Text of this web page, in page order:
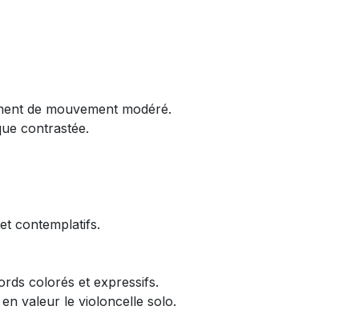
de mouvement modéré.
contrastée.
contemplatifs.
colorés et expressifs.
valeur le violoncelle solo.